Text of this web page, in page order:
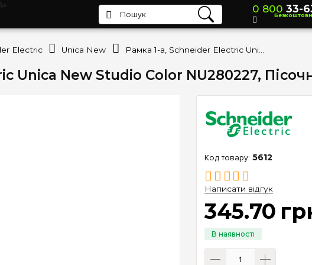
Unica New Studio Color NU280227,
5612
Написати відгук
345.70
0 800 33-
Electric Unica New